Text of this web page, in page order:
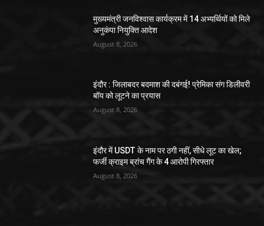
मुख्यमंत्री जनविश्वास कार्यक्रम में 14 अभ्यर्थियों को मिले
अनुकंपा नियुक्ति आदेश
August 8, 2026
इंदौर : जिलाबदर बदमाश की दबंगई! प्रेमिका संग डिलीवरी
बॉय को लूटने का प्रयास
August 8, 2026
इंदौर में USDT के नाम पर ठगी नहीं, सीधे लूट का खेल;
फर्जी क्राइम ब्रांच गैंग के 4 आरोपी गिरफ्तार
August 8, 2026